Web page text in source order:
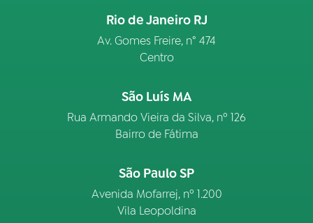
Rio de Janeiro RJ
Av. Gomes Freire, n° 474
Centro
São Luís MA
Rua Armando Vieira da Silva, nº 126
Bairro de Fátima
São Paulo SP
Avenida Mofarrej, nº 1.200
Vila Leopoldina